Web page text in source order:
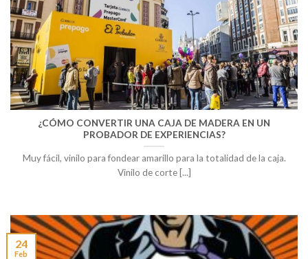
¿CÓMO CONVERTIR UNA CAJA DE MADERA EN UN
PROBADOR DE EXPERIENCIAS?
Muy fácil, vinilo para fondear amarillo para la totalidad de la caja.
Vinilo de corte [...]
24
Feb